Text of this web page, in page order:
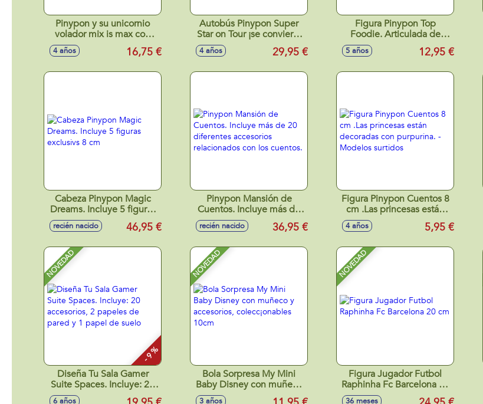
Pinypon y su unicornio
volador mix is max con
movimientos y accesorios
combinables
4 años 16,75 €
Autobús Pinypon Super
Star on Tour ¡se convierte
en escenario! con forma
de maletín para llevarlo
4 años 29,95 €
Figura Pinypon Top
Foodie. Articulada de
brazos y piernas con doble
cara. - Modelos surtidos
5 años 12,95 €
Cabeza Pinypon Magic
Dreams. Incluye 5 figuras
exclusivs 8 cm
recién nacido 46,95 €
Pinypon Mansión de
Cuentos. Incluye más de
20 diferentes accesorios
relacionados con los
recién nacido 36,95 €
Figura Pinypon Cuentos 8
cm .Las princesas están
decoradas con purpurina. -
Modelos surtidos
4 años 5,95 €
NOVEDAD
- 9 %
Diseña Tu Sala Gamer
Suite Spaces. Incluye: 20
accesorios, 2 papeles de
6 años
NOVEDAD
Bola Sorpresa My Mini
Baby Disney con muñeco
y accesorios,
3 años
NOVEDAD
Figura Jugador Futbol
Raphinha Fc Barcelona 20
36 meses